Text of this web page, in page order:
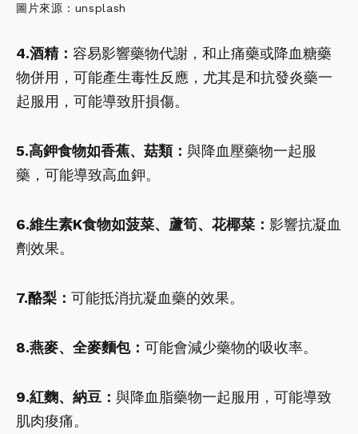
圖片來源：unsplash
4.酒精： 容易影響藥物代謝，和止痛藥或降血糖藥
物併用，可能產生毒性反應，尤其是和抗發炎藥一
起服用，可能導致肝損傷。
5.高鉀食物如香蕉、菇類： 與降血壓藥物一起服
藥，可能導致高血鉀。
6.維生素K食物如菠菜、蘆筍、花椰菜： 影響抗凝血
劑效果。
7.酪梨： 可能抵消抗凝血藥的效果。
8.燕麥、全麥麵包： 可能會減少藥物的吸收率。
9.紅麴、納豆： 與降血脂藥物一起服用，可能導致
肌肉痠痛。